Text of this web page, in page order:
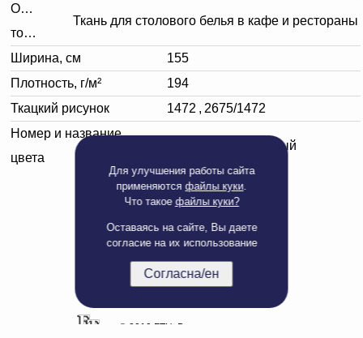
Для улучшения работы сайта
применяютсяфайлы куки.
Что такое файлы куки?
Оставаясь на сайте, Вы даете
согласие на их использование
Согласна/ен
Описание
товара
Ткань для столового белья в кафе и рестораны
Ширина, см
155
Плотность, г/м²
194
Ткацкий рисунок
1472 , 2675/1472
Номер и название
цвета
010301 светло-серый
Полная версия сайта
© 2019 БТЦ. Все права защищены